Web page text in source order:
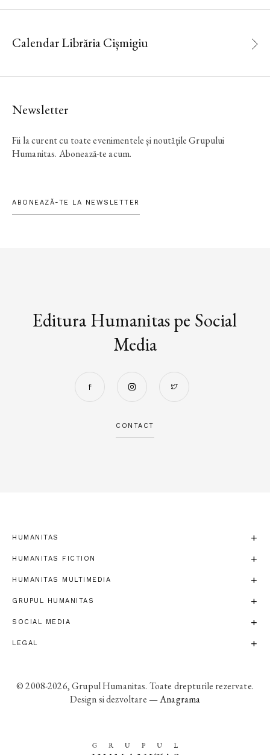
Calendar Librăria Cișmigiu
Newsletter
Fii la curent cu toate evenimentele și noutățile Grupului
Humanitas. Abonează-te acum.
ABONEAZĂ-TE LA NEWSLETTER
Editura Humanitas pe Social
Media
CONTACT
HUMANITAS
HUMANITAS FICTION
HUMANITAS MULTIMEDIA
GRUPUL HUMANITAS
SOCIAL MEDIA
LEGAL
© 2008-2026, Grupul Humanitas. Toate drepturile rezervate.
Design si dezvoltare —Anagrama